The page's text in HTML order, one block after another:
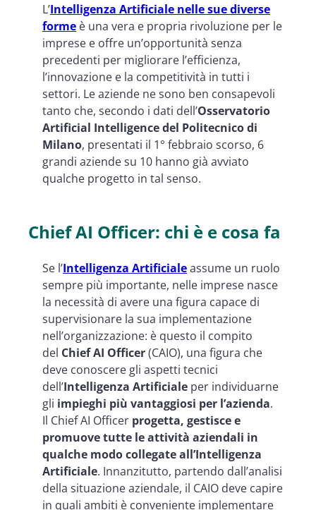
L’Intelligenza Artificiale nelle sue diverse
forme è una vera e propria rivoluzione per le
imprese e offre un’opportunità senza
precedenti per migliorare l’efficienza,
l’innovazione e la competitività in tutti i
settori. Le aziende ne sono ben consapevoli
tanto che, secondo i dati dell’Osservatorio
Artificial Intelligence del Politecnico di
Milano, presentati il 1° febbraio scorso, 6
grandi aziende su 10 hanno già avviato
qualche progetto in tal senso.
Chief AI Officer: chi è e cosa fa
Se l’Intelligenza Artificialeassume un ruolo
sempre più importante, nelle imprese nasce
la necessità di avere una figura capace di
supervisionare la sua implementazione
nell’organizzazione: è questo il compito
del Chief AI Officer(CAIO), una figura che
deve conoscere gli aspetti tecnici
dell’Intelligenza Artificiale per individuarne
gli impieghi più vantaggiosi per l’azienda.
Il Chief AI Officer progetta, gestisce e
promuove tutte le attività aziendali in
qualche modo collegate all’Intelligenza
Artificiale. Innanzitutto, partendo dall’analisi
della situazione aziendale, il CAIO deve capire
in quali ambiti è conveniente implementare